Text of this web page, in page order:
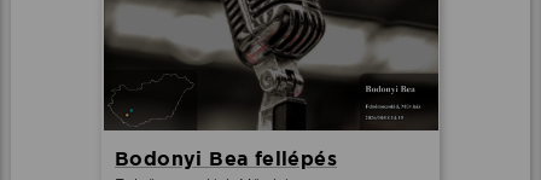
Bodonyi Bea fellépés